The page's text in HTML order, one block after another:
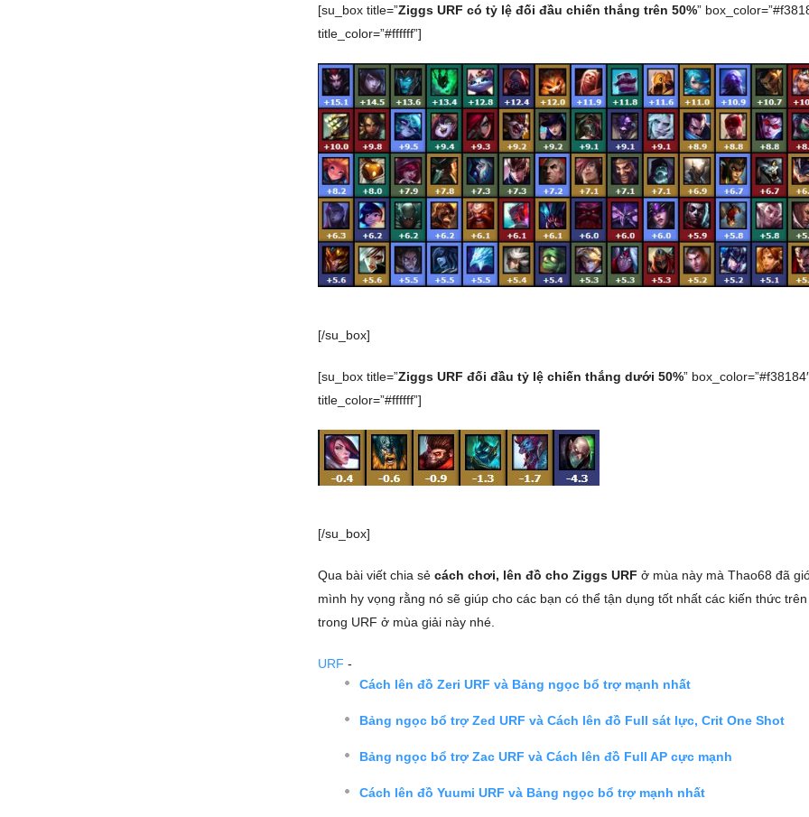
[su_box title=”Ziggs URF có tỷ lệ đối đầu chiến thắng trên 50%”
title_color=”#ffffff”]
[/su_box]
[su_box title=”Ziggs URF đối đầu tỷ lệ chiến thắng dưới 50%”
title_color=”#ffffff”]
[/su_box]
Qua bài viết chia sẻ cách chơi, lên đồ cho Ziggs URF ở mùa này mà Thao68 đã
mình hy vọng rằng nó sẽ giúp cho các bạn có thể tận dụng tốt nhất các kiến thức
trong URF ở mùa giải này nhé.
URF -
Cách lên đồ Zeri URF và Bảng ngọc bổ trợ mạnh nhất
Bảng ngọc bổ trợ Zed URF và Cách lên đồ Full sát lực, Crit One Shot
Bảng ngọc bổ trợ Zac URF và Cách lên đồ Full AP cực mạnh
Cách lên đồ Yuumi URF và Bảng ngọc bổ trợ mạnh nhất